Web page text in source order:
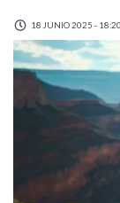
18 JUNIO 2025 - 18:20